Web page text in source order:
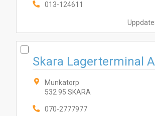
013-124611
Skara Lagerterminal
Munkatorp
532 95 SKARA
070-2777977